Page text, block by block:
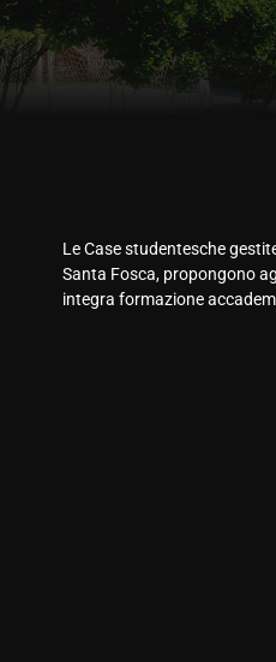
Le Case studentesche
Santa Fosca, propongono
integra formazione